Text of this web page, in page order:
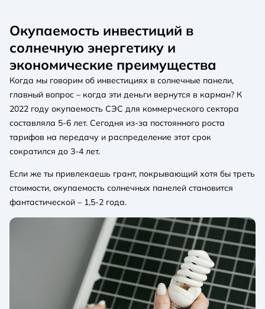
Окупаемость инвестиций в
солнечную энергетику и
экономические преимущества
Когда мы говорим об инвестициях в солнечные панели,
главный вопрос – когда эти деньги вернутся в карман? К
2022 году окупаемость СЭС для коммерческого сектора
составляла 5-6 лет. Сегодня из-за постоянного роста
тарифов на передачу и распределение этот срок
сократился до 3-4 лет.
Если же ты привлекаешь грант, покрывающий хотя бы треть
стоимости, окупаемость солнечных панелей становится
фантастической – 1,5-2 года.